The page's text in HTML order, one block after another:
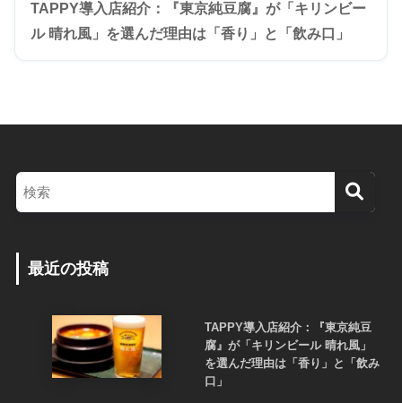
TAPPY導入店紹介：『東京純豆腐』が「キリンビー
ル 晴れ風」を選んだ理由は「香り」と「飲み口」
最近の投稿
TAPPY導入店紹介：『東京純豆
腐』が「キリンビール 晴れ風」
を選んだ理由は「香り」と「飲み
口」